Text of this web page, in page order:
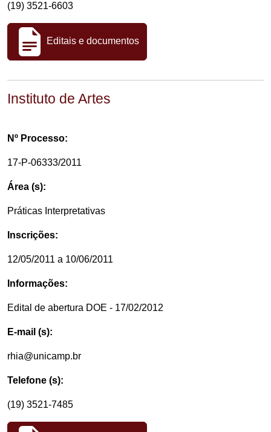
(19) 3521-6603
Editais e documentos
Instituto de Artes
Nº Processo:
17-P-06333/2011
Área (s):
Práticas Interpretativas
Inscrições:
12/05/2011 a 10/06/2011
Informações:
Edital de abertura DOE - 17/02/2012
E-mail (s):
rhia@unicamp.br
Telefone (s):
(19) 3521-7485